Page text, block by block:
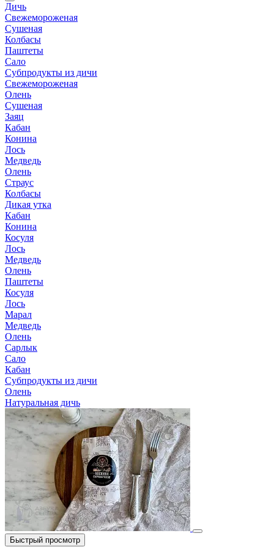
Дичь
Свежемороженая
Сушеная
Колбасы
Паштеты
Сало
Субпродукты из дичи
Свежемороженая
Олень
Сушеная
Заяц
Кабан
Конина
Лось
Медведь
Олень
Страус
Колбасы
Дикая утка
Кабан
Конина
Косуля
Лось
Медведь
Олень
Паштеты
Косуля
Лось
Марал
Медведь
Олень
Сарлык
Сало
Кабан
Субпродукты из дичи
Олень
Натуральная дичь
Быстрый просмотр